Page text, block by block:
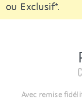
ou Exclusif*.
Avec remise